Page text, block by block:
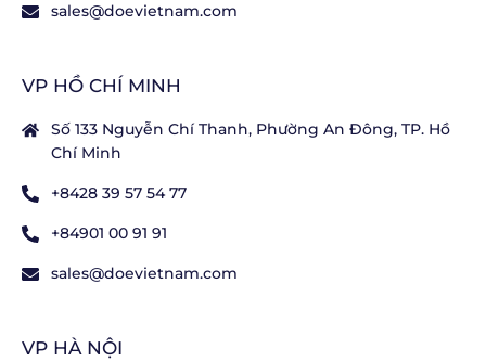
sales@doevietnam.com
VP HỒ CHÍ MINH
Số 133 Nguyễn Chí Thanh, Phường An Đông, TP. Hồ
Chí Minh
+8428 39 57 54 77
+84901 00 91 91
sales@doevietnam.com
VP HÀ NỘI